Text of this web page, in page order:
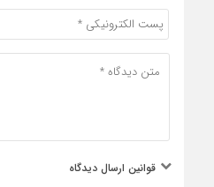
قوانین ارسال دیدگاه